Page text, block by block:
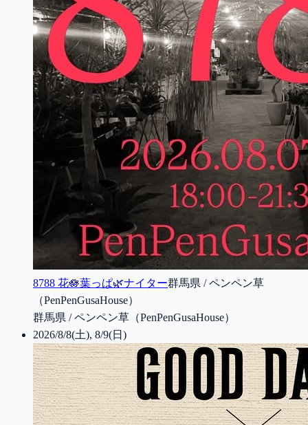
8788 花🪷葉っぱ🌿ナイター群馬県 / ペンペン草
（PenPenGusaHouse）
群馬県 / ペンペン草（PenPenGusaHouse）
2026/8/8(土), 8/9(日)